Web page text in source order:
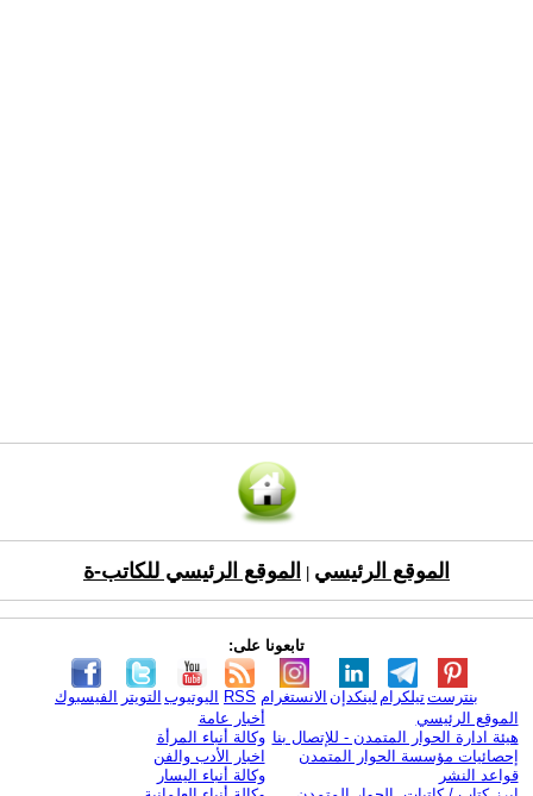
الموقع الرئيسي الموقع الرئيسي للكاتب-ة
تابعونا على:
الفيسبوك التويتر اليوتيوب RSS الانستغرام لينكدإن تيلكرامبنترست
الموقع الرئيسي
هيئة ادارة الحوار المتمدن - للإتصال بنا
إحصائيات مؤسسة الحوار المتمدن
قواعد النشر
أخبار عامة
وكالة أنباء المرأة
اخبار الأدب والفن
وكالة أنباء اليسار